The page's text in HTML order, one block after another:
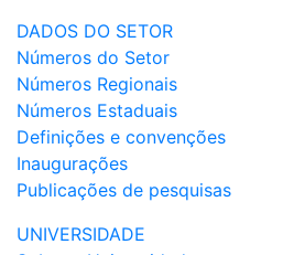
DADOS DO SETOR
Números do Setor
Números Regionais
Números Estaduais
Definições e convenções
Inaugurações
Publicações de pesquisas
UNIVERSIDADE